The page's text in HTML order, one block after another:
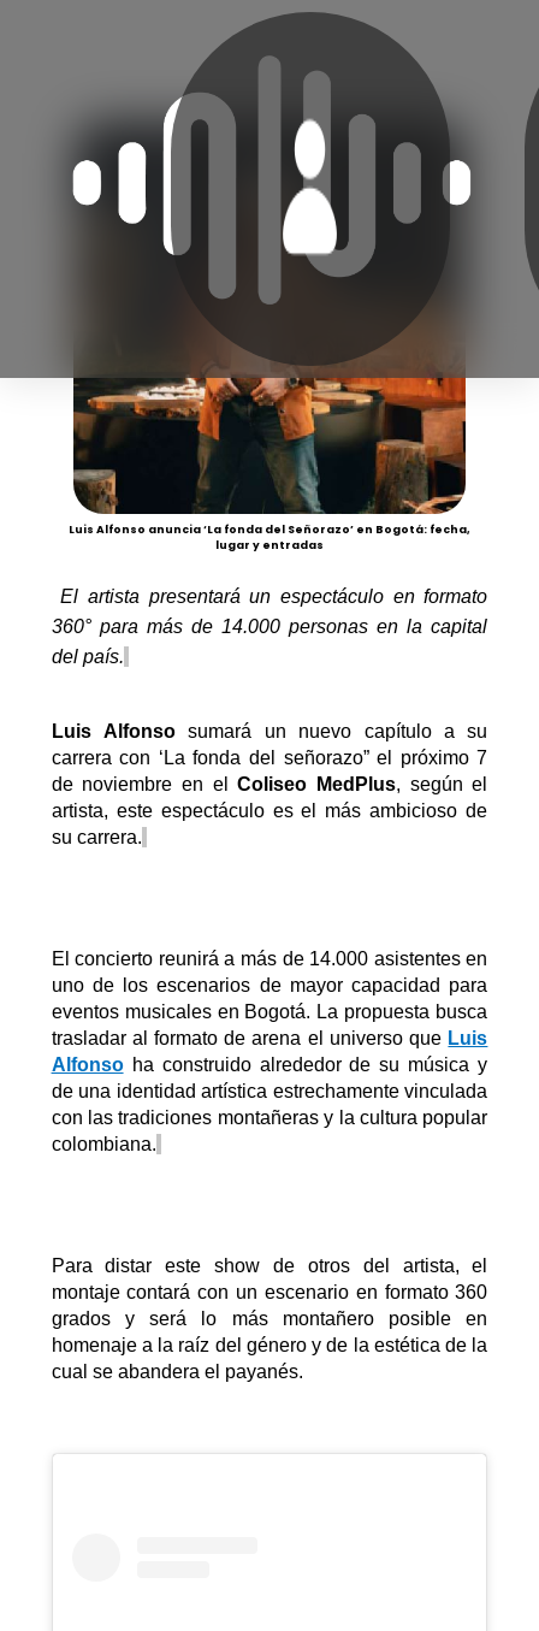
Luis Alfonso anuncia ‘La fonda del Señorazo’ en Bogotá: fecha,
lugar y entradas
El artista presentará un espectáculo en formato
360° para más de 14.000 personasen la capital
del país.
Luis Alfonsosumará un nuevo capítuloa su
carrera con ‘Lafonda del señorazo” el próximo 7
de noviembre en el Coliseo MedPlus, según el
artista, este espectáculo es el más ambicioso de
su carrera.
El concierto reunirá a más de 14.000 asistentes en
uno de los escenarios de mayor capacidad para
eventos musicales en Bogotá. La propuesta busca
trasladar al formato de arena el universo que Luis
Alfonsoha construido alrededor de su música y
de una identidad artística estrechamente vinculada
con las tradiciones montañeras y la cultura popular
colombiana.
Para distar esteshow de otros del artista, el
montaje contará con un escenario en formato 360
gradosy será lo más montañero posible en
homenaje a la raíz del género y de la estética de la
cual se abandera el payanés.